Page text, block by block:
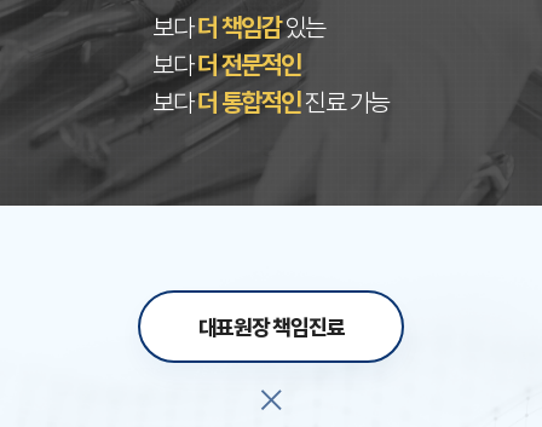
보다더 책임감있는
보다더 전문적인
보다더 통합적인진료 가능
대표원장 책임진료